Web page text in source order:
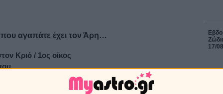
αγαπάτε έχει τον Άρη…
Κριό / 1ος οίκος
από την πανοπλία, γενναίος και άφοβος, με
σε όλα τα εμπόδια. Έναν εχθρό δεν μπορεί όμως να
17/08